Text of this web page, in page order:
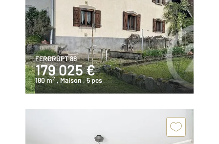
FERDRUPT 88
179 025 €
180 m2 , Maison, 5 pcs